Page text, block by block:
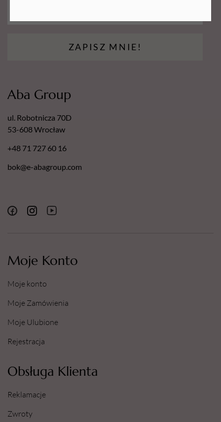
ZAPISZ MNIE!
Moje Konto
Moje konto
Moje Zamówienia
Moje Ulubione
Rejestracja
Obsługa Klienta
Reklamacje
Zwroty
Aba Group
ul. Robotnicza 70D
53-608 Wrocław
+48 71 727 60 16
bok@e-abagroup.com